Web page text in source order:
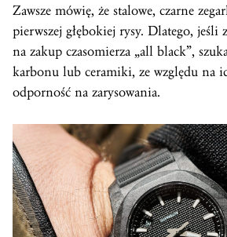
Zawsze mówię, że stalowe, czarne
pierwszej głębokiej rysy. Dlatego, jeśli
na zakup czasomierza „all black”,
karbonu lub ceramiki, ze względu na
odporność na zarysowania.